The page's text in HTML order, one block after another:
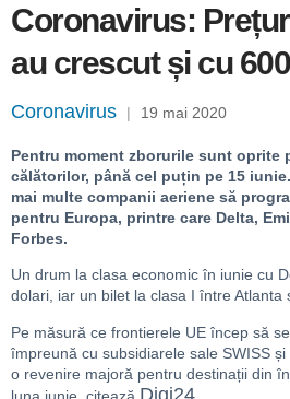
Coronavirus:
au crescut și cu
Coronavirus | 19 mai 2020
Pentru moment zborurile sunt oprite
călătorilor, până cel puțin pe 15
mai multe companii aeriene să
pentru Europa, printre care Delta,
Forbes.
Un drum la clasa economic în iunie cu
dolari, iar un bilet la clasa I între Atlanta
Pe măsură ce frontierele UE încep să
împreună cu subsidiarele sale SWISS
o revenire majoră pentru destinații din
luna iunie, citează Digi24